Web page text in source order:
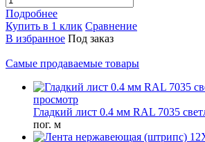
Подробнее
Купить в 1 клик Сравнение
В избранное Под заказ
Самые продаваемые товары
просмотр
Гладкий лист 0.4 мм RAL 7035
пог. м